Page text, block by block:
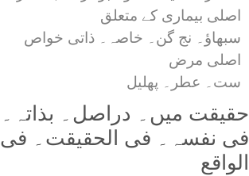
اصلی بیماری کے متعلق
سبھاؤ۔ نج گن۔ خاصہ۔ ذاتی خواص
اصلی مرض
ست۔ عطر۔ پھلیل
حقیقت میں۔ دراصل۔ بذاتہ۔
فی نفسہ۔ فی الحقیقت۔ فی
الواقع